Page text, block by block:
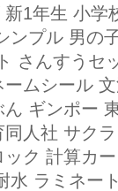
新1年生 小
ンプル 男の
さんすうセ
ムシール
ギンポー
人社 サク
ク 計算カ
水 ラミネー